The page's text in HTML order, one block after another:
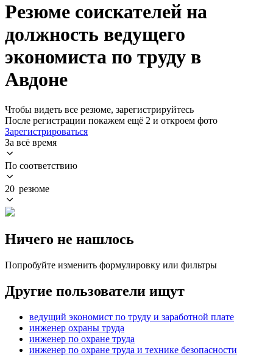
Резюме соискателей на
должность ведущего
экономиста по труду в
Авдоне
Чтобы видеть все резюме, зарегистрируйтесь
После регистрации покажем ещё 2 и откроем фото
Зарегистрироваться
За всё время
По соответствию
20 резюме
Ничего не нашлось
Попробуйте изменить формулировку или фильтры
Другие пользователи ищут
ведущий экономист по труду и заработной плате
инженер охраны труда
инженер по охране труда
инженер по охране труда и технике безопасности